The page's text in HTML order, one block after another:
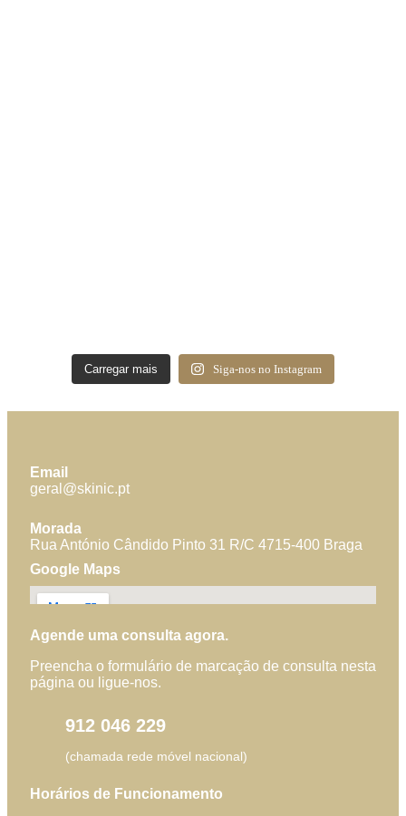
Carregar mais Siga-nos no Instagram
Email
geral@skinic.pt
Morada
Rua António Cândido Pinto 31 R/C 4715-400 Braga
Google Maps
Agende uma consulta agora.
Preencha o formulário de marcação de consulta nesta
página ou ligue-nos.
912 046 229
(chamada rede móvel nacional)
Horários de Funcionamento